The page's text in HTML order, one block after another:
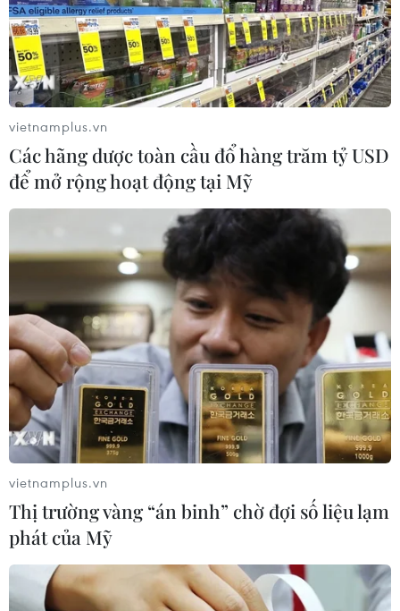
Nga chuẩn bị phóng tên lửa Bulava từ tàu
ngầm hạt nhân
10/09/2014 01:44
Tàu ngầm hạt nhân chiến lược thuộc đề án 955
Vladimir Monomakh đã từ Severodvinsk ra biển vào
chiều tối 8/9 để tiến hành cuộc phóng tên lửa đạn đạo
Bulava.
vietnamplus.vn
Các hãng dược toàn cầu đổ hàng trăm tỷ USD
để mở rộng hoạt động tại Mỹ
vietnamplus.vn
Thị trường vàng “án binh” chờ đợi số liệu lạm
phát của Mỹ